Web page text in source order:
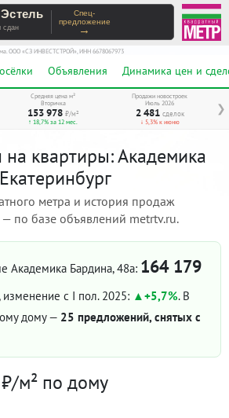
сдан
Спец-
предложение
→
ООО «СЗ ИНВЕСТСТРОЙ», ИНН 6678067973
Объявления Динамика цен и
❯
Средняя цена м²
Вторичка
153 978 ₽/м²
↑ 18,7% за 12 мес.
Продажи новостроек
Июль 2026
2 481 сделок
↓ 5,3% к июню
квартиры: Академика
метра и история продаж
по базе объявлений metrtv.ru.
Академика Бардина, 48а: 164 179
изменение с I пол. 2025: +5,7%. В
дому — 25 предложений, снятых с
м² по дому